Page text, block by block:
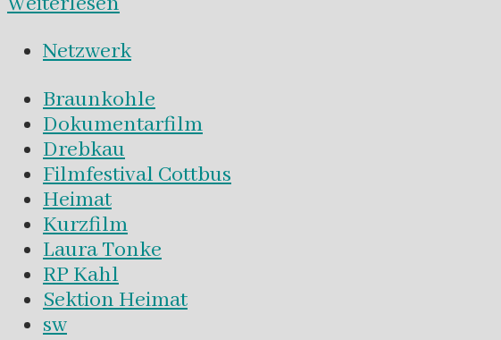
Netzwerk
Braunkohle
Dokumentarfilm
Drebkau
Filmfestival Cottbus
Heimat
Kurzfilm
Laura Tonke
RP Kahl
Sektion Heimat
sw